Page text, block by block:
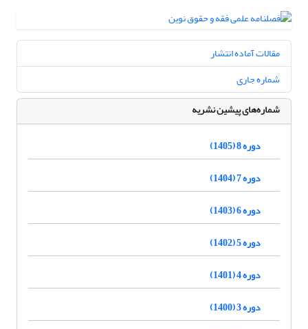
مقالات آماده انتشار
شماره جاری
شماره‌های پیشین نشریه
دوره 8 (1405)
دوره 7 (1404)
دوره 6 (1403)
دوره 5 (1402)
دوره 4 (1401)
دوره 3 (1400)